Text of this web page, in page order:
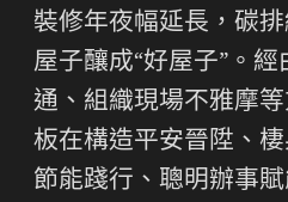
裝修年夜幅延長，碳
屋子釀成“好屋子”。
通、組織現場不雅摩
板在構造平安晉陞、
節能踐行、聰明辦事